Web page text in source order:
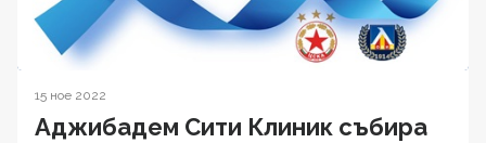
15 ное 2022
Аджибадем Сити Клиник събира